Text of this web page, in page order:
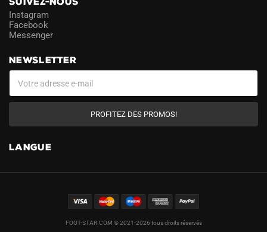
Instagram
Facebook
Messenger
NEWSLETTER
PROFITEZ DES PROMOS!
LANGUE
FOOT-STAR.COM © 2021-2026 tous droits réservés